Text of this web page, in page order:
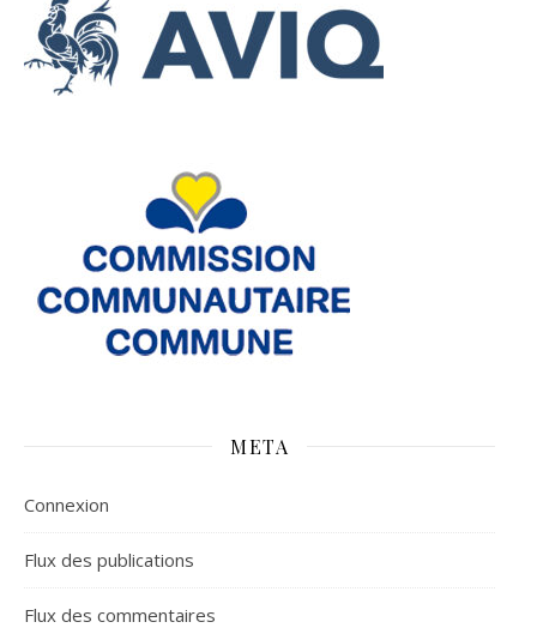
META
Connexion
Flux des publications
Flux des commentaires